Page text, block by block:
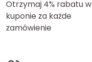
Otrzymaj 4% rabatu w
kuponie za każde
zamówienie